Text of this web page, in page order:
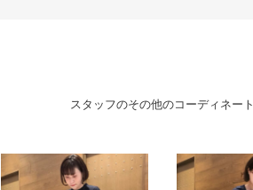
スタッフのその他のコーディネート